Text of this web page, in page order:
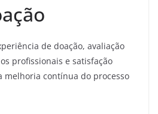
de doação, avaliação
profissionais e satisfação
melhoria contínua do processo